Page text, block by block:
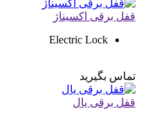
قفل برقی اکسیناژ
Electric Lock
تماس بگیرید
قفل برقی یال